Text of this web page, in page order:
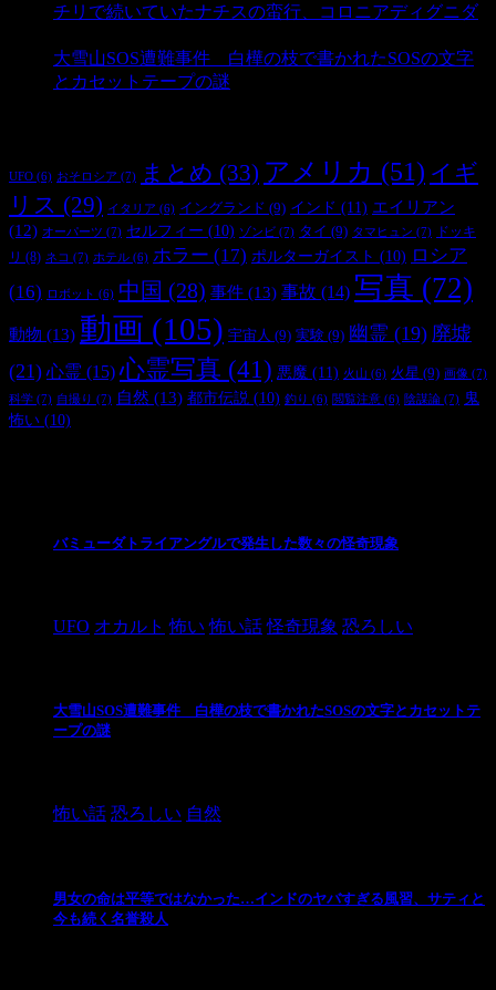
チリで続いていたナチスの蛮行、コロニアディグニダ
大雪山SOS遭難事件 白樺の枝で書かれたSOSの文字
とカセットテープの謎
UFO (6) おそロシア (7) まとめ (33) アメリカ (51) イギ
リス (29) イタリア (6) イングランド (9) インド (11) エイリアン
(12) オーパーツ (7) セルフィー (10) ゾンビ (7) タイ (9) タマヒュン (7)
ドッキ
リ (8) ネコ (7) ホテル (6) ホラー (17) ポルターガイスト (10) ロシア
(16)
ロボット (6) 中国 (28) 事件 (13) 事故 (14) 写真 (72)
動物 (13) 動画 (105) 宇宙人 (9) 実験 (9) 幽霊 (19) 廃墟
(21) 心霊 (15) 心霊写真 (41) 悪魔 (11) 火山 (6) 火星 (9) 画像 (7)
科学 (7) 自撮り (7) 自然 (13) 都市伝説 (10) 釣り (6) 閲覧注意 (6) 陰謀論 (7) 鬼
怖い (10)
バミューダトライアングルで発生した数々の怪奇現象
UFO オカルト 怖い 怖い話 怪奇現象 恐ろしい
大雪山SOS遭難事件 白樺の枝で書かれたSOSの文字とカセットテ
ープの謎
怖い話 恐ろしい 自然
男女の命は平等ではなかった…インドのヤバすぎる風習、サティと
今も続く名誉殺人